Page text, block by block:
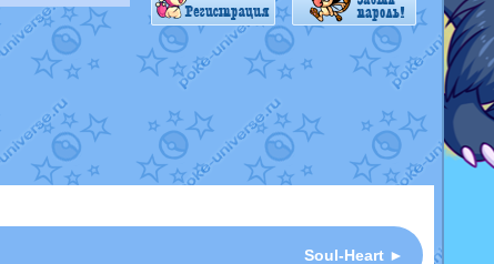
Soul-Heart ►